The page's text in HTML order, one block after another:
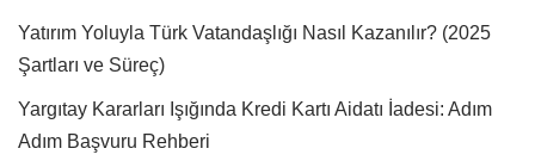
Yatırım Yoluyla Türk Vatandaşlığı Nasıl Kazanılır? (2025
Şartları ve Süreç)
Yargıtay Kararları Işığında Kredi Kartı Aidatı İadesi: Adım
Adım Başvuru Rehberi